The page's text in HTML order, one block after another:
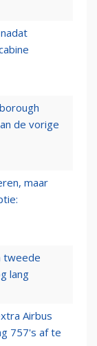
de vorige
maar
tweede
lang
Airbus
757's af te